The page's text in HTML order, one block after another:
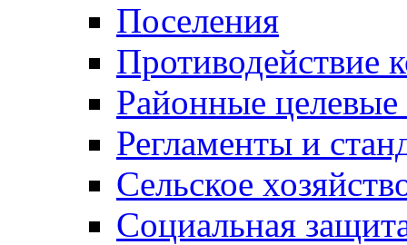
Поселения
Противодействие
Районные
Регламенты и
Сельское
Социальная